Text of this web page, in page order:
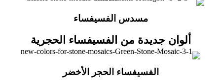
مسدس الفسيفساء
ألوان جديدة من الفسيفساء الحجرية
الفسيفساء الحجر الأخضر